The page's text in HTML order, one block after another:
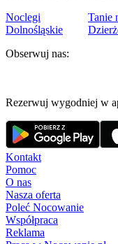
Noclegi
Dolnośląskie
Tanie
Obserwuj nas:
Rezerwuj wygodniej w
Kontakt
Pomoc
O nas
Nasza oferta
Poleć Nocowanie
Współpraca
Reklama